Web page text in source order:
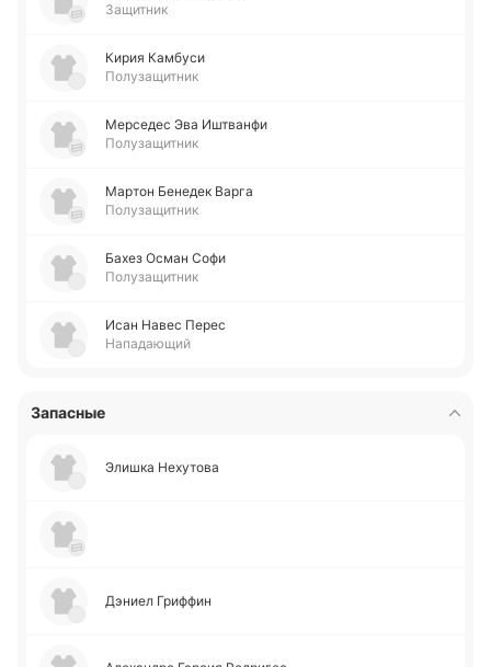
Защитник
Кирия Ка­мбу­си
Полузащитник
Ме­рсе­дес Эва Иштва­нфи
Полузащитник
Мартон Бе­не­дек Варга
Полузащитник
Бахез Осман Софи
Полузащитник
Исан Навес Перес
Нападающий
Запасные
Элишка Не­ху­то­ва
Дэниел Гри­ффин